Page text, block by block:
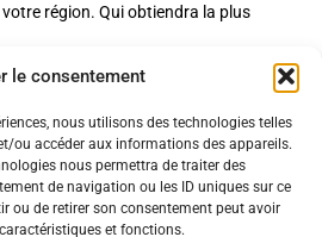
le consentement
nous utilisons des technologies telles
ou accéder aux informations des appareils.
nous permettra de traiter des
de navigation ou les ID uniques sur ce
ou de retirer son consentement peut avoir
et fonctions.
région. Qui obtiendra la plus
Politiques
Politique de confidentialité
Nos conditions de vente et livraison